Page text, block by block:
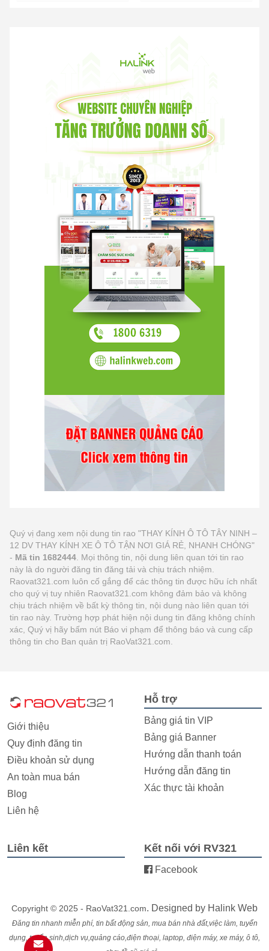
Quý vị đang xem nội dung tin rao "THAY KÍNH Ô TÔ TÂY NINH –
12 DV THAY KÍNH XE Ô TÔ TẬN NƠI GIÁ RẺ, NHANH CHÓNG"
- Mã tin 1682444 . Mọi thông tin, nội dung liên quan tới tin rao
này là do người đăng tin đăng tải và chịu trách nhiệm.
Raovat321.com luôn cố gắng để các thông tin được hữu ích nhất
cho quý vị tuy nhiên Raovat321.com không đảm bảo và không
chịu trách nhiệm về bất kỳ thông tin, nội dung nào liên quan tới
tin rao này. Trường hợp phát hiện nội dung tin đăng không chính
xác, Quý vị hãy bấm nút Báo vi phạm để thông báo và cung cấp
thông tin cho Ban quản trị RaoVat321.com.
Giới thiệu
Quy định đăng tin
Điều khoản sử dụng
An toàn mua bán
Blog
Liên hệ
Hỗ trợ
Bảng giá tin VIP
Bảng giá Banner
Hướng dẫn thanh toán
Hướng dẫn đăng tin
Xác thực tài khoản
Liên kết Kết nối với RV321
Facebook
Copyright © 2025 - RaoVat321.com. Designed by Halink Web
Đăng tin nhanh miễn phí, tin bất động sản, mua bán nhà đất,việc làm, tuyển
dụng, tuyển sinh,dịch vụ,quảng cáo,điện thoại, laptop, điện máy, xe máy, ô tô,